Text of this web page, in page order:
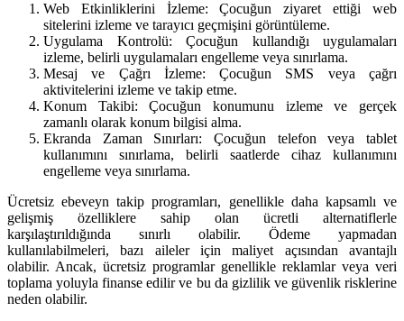
Web Etkinliklerini İzleme: Çocuğun ziyaret ettiği web
sitelerini izleme ve tarayıcı geçmişini görüntüleme.
Uygulama Kontrolü: Çocuğun kullandığı uygulamaları
izleme, belirli uygulamaları engelleme veya sınırlama.
Mesaj ve Çağrı İzleme: Çocuğun SMS veya çağrı
aktivitelerini izleme ve takip etme.
Konum Takibi: Çocuğun konumunu izleme ve gerçek
zamanlı olarak konum bilgisi alma.
Ekranda Zaman Sınırları: Çocuğun telefon veya tablet
kullanımını sınırlama, belirli saatlerde cihaz kullanımını
engelleme veya sınırlama.
Ücretsiz ebeveyn takip programları, genellikle daha kapsamlı ve
gelişmiş özelliklere sahip olan ücretli alternatiflerle
karşılaştırıldığında sınırlı olabilir. Ödeme yapmadan
kullanılabilmeleri, bazı aileler için maliyet açısından avantajlı
olabilir. Ancak, ücretsiz programlar genellikle reklamlar veya veri
toplama yoluyla finanse edilir ve bu da gizlilik ve güvenlik risklerine
neden olabilir.